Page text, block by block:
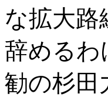
な拡大路
辞めるわ
勧の杉田